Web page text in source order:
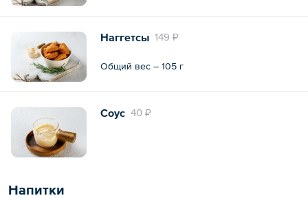
149 ₽
Наггетсы
Общий вес – 105 г
40 ₽
Соус
Напитки